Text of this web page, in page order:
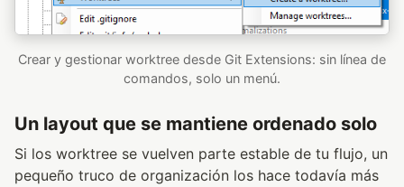
Crear y gestionar worktree desde Git Extensions: sin línea de
comandos, solo un menú.
Un layout que se mantiene ordenado solo
Si los worktree se vuelven parte estable de tu flujo, un
pequeño truco de organización los hace todavía más